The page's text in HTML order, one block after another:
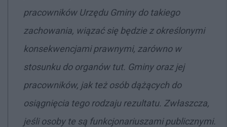
pracowników Urzędu Gminy do takiego
zachowania, wiązać się będzie z określonymi
konsekwencjami prawnymi, zarówno w
stosunku do organów tut. Gminy oraz jej
pracowników, jak też osób dążących do
osiągnięcia tego rodzaju rezultatu. Zwłaszcza,
jeśli osoby te są funkcjonariuszami publicznymi.